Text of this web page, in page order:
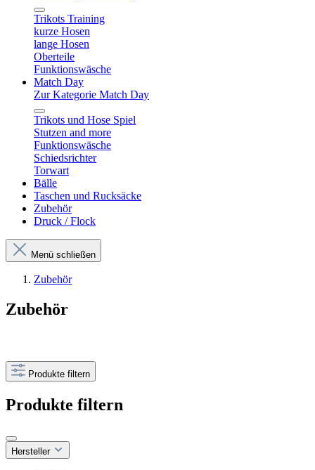
Trikots Training
kurze Hosen
lange Hosen
Oberteile
Funktionswäsche
Match Day
Zur Kategorie Match Day
Trikots und Hose Spiel
Stutzen and more
Funktionswäsche
Schiedsrichter
Torwart
Bälle
Taschen und Rucksäcke
Zubehör
Druck / Flock
Menü schließen
Zubehör
Zubehör
Produkte filtern
Produkte filtern
Hersteller